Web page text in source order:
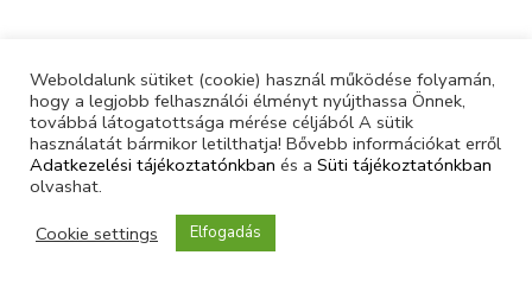
Weboldalunk sütiket (cookie) használ működése folyamán,
hogy a legjobb felhasználói élményt nyújthassa Önnek,
továbbá látogatottsága mérése céljából A sütik
használatát bármikor letilthatja! Bővebb információkat erről
Adatkezelési tájékoztatónkban és a Süti tájékoztatónkban
olvashat.
Cookie settings
Elfogadás